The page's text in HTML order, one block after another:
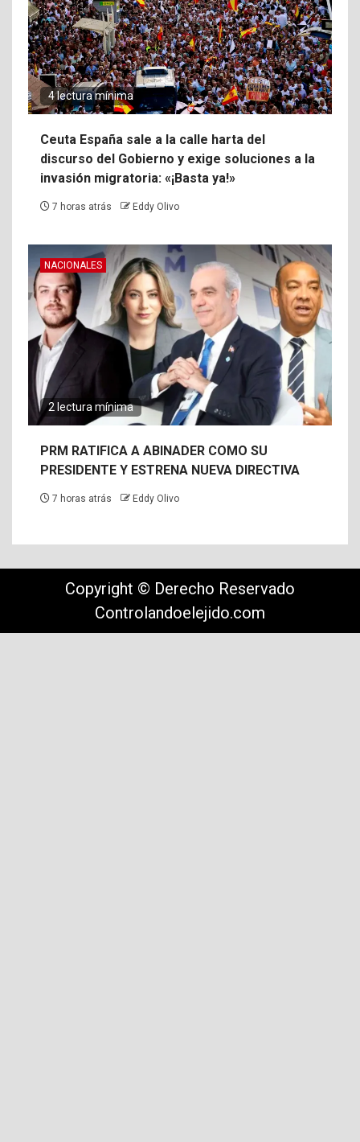
4 lectura mínima
Ceuta España sale a la calle harta del
discurso del Gobierno y exige soluciones a la
invasión migratoria: «¡Basta ya!»
7 horas atrás Eddy Olivo
NACIONALES
2 lectura mínima
PRM RATIFICA A ABINADER COMO SU
PRESIDENTE Y ESTRENA NUEVA DIRECTIVA
7 horas atrás Eddy Olivo
Copyright © Derecho Reservado
Controlandoelejido.com